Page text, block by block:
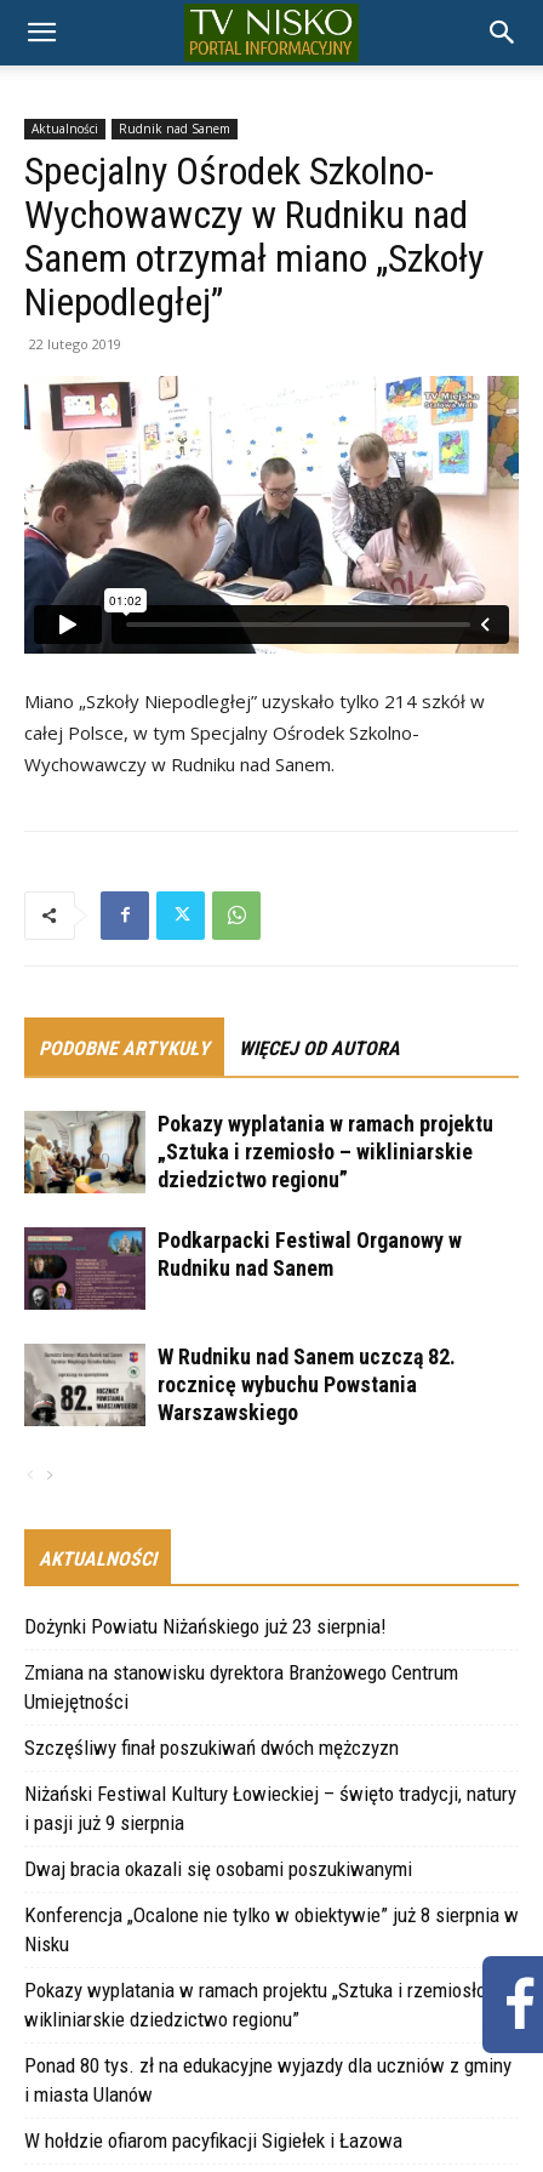
TELEWIZJA
NISKO
Aktualności Rudnik nad Sanem
Specjalny Ośrodek Szkolno-
Wychowawczy w Rudniku nad
Sanem otrzymał miano „Szkoły
Niepodległej”
22 lutego 2019
Miano „Szkoły Niepodległej” uzyskało tylko 214 szkół w
całej Polsce, w tym Specjalny Ośrodek Szkolno-
Wychowawczy w Rudniku nad Sanem.
PODOBNE ARTYKUŁY WIĘCEJ OD AUTORA
Pokazy wyplatania w ramach projektu
„Sztuka i rzemiosło – wikliniarskie
dziedzictwo regionu”
Podkarpacki Festiwal Organowy w
Rudniku nad Sanem
W Rudniku nad Sanem uczczą 82.
rocznicę wybuchu Powstania
Warszawskiego
AKTUALNOŚCI
Dożynki Powiatu Niżańskiego już 23 sierpnia!
Zmiana na stanowisku dyrektora Branżowego Centrum
Umiejętności
Szczęśliwy finał poszukiwań dwóch mężczyzn
Niżański Festiwal Kultury Łowieckiej – święto tradycji, natury
i pasji już 9 sierpnia
Dwaj bracia okazali się osobami poszukiwanymi
Konferencja „Ocalone nie tylko w obiektywie” już 8 sierpnia w
Nisku
Pokazy wyplatania w ramach projektu „Sztuka i rzemiosło –
wikliniarskie dziedzictwo regionu”
Ponad 80 tys. zł na edukacyjne wyjazdy dla uczniów z gminy
i miasta Ulanów
W hołdzie ofiarom pacyfikacji Sigiełek i Łazowa